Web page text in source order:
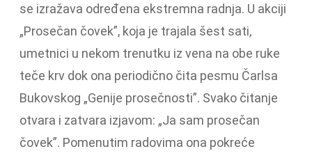
se izražava određena ekstremna radnja. U akciji
„Prosečan čovek”, koja je trajala šest sati,
umetnici u nekom trenutku iz vena na obe ruke
teče krv dok ona periodično čita pesmu Čarlsa
Bukovskog „Genije prosečnosti”. Svako čitanje
otvara i zatvara izjavom: „Ja sam prosečan
čovek”. Pomenutim radovima ona pokreće